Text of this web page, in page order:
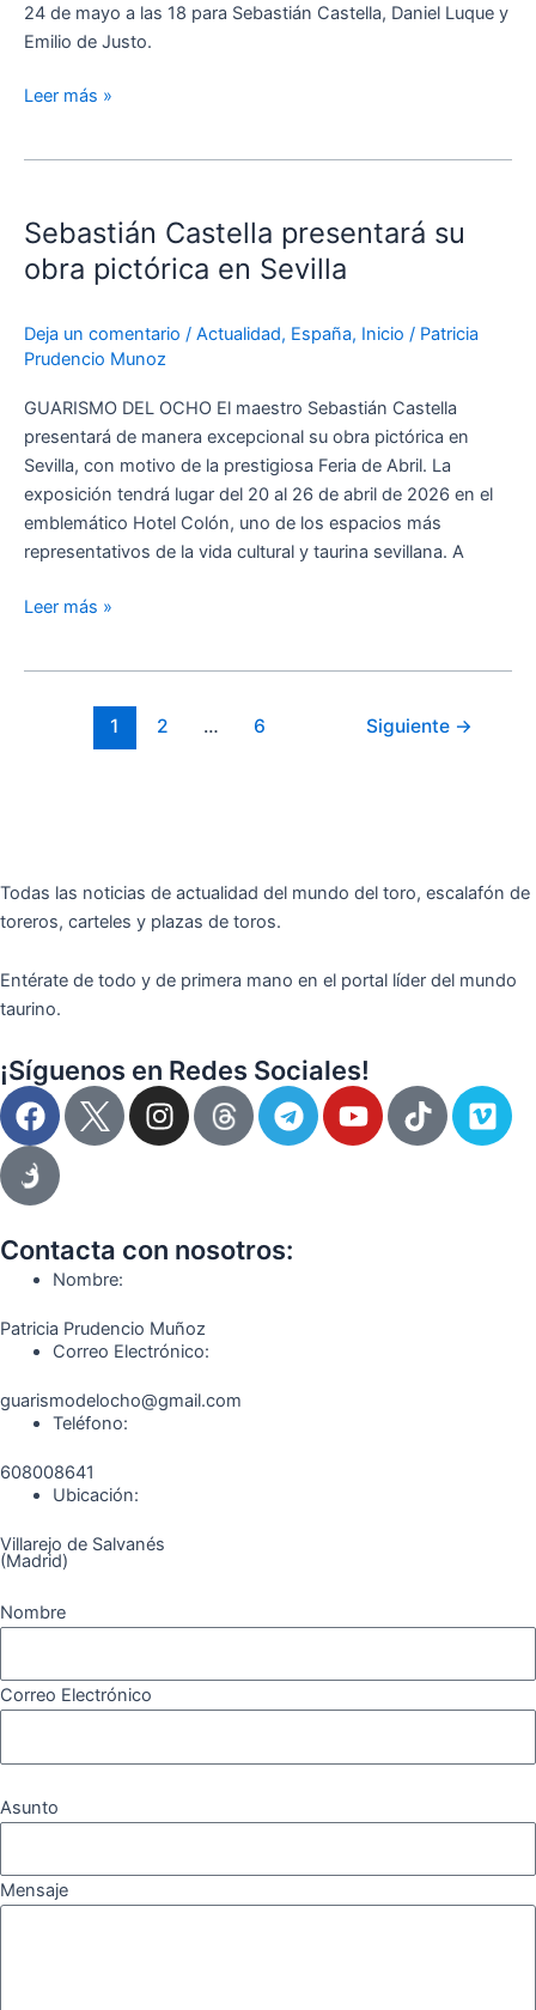
24 de mayo a las 18 para Sebastián Castella, Daniel Luque y
Emilio de Justo.
Leer más »
Sebastián Castella presentará su
obra pictórica en Sevilla
Deja un comentario / Actualidad, España, Inicio / Patricia
Prudencio Munoz
GUARISMO DEL OCHO El maestro Sebastián Castella
presentará de manera excepcional su obra pictórica en
Sevilla, con motivo de la prestigiosa Feria de Abril. La
exposición tendrá lugar del 20 al 26 de abril de 2026 en el
emblemático Hotel Colón, uno de los espacios más
representativos de la vida cultural y taurina sevillana. A
presentará
su
en
Leer más »
1 2 … 6 Siguiente →
Todas las noticias de actualidad del mundo del toro, escalafón de
toreros, carteles y plazas de toros.
Entérate de todo y de primera mano en el portal líder del mundo
taurino.
¡Síguenos en Redes Sociales!
F
a
c
e
o
o
I
n
g
m
T
e
r
Y
o
T
i
V
i
Contacta con nosotros:
Nombre:
Patricia Prudencio Muñoz
Correo Electrónico:
guarismodelocho@gmail.com
Teléfono:
608008641
Ubicación:
Villarejo de Salvanés
(Madrid)
Nombre
Correo Electrónico
Asunto
Mensaje